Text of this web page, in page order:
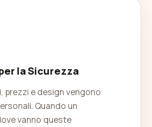
la Sicurezza
prezzi e design vengono
Quando un
vanno queste